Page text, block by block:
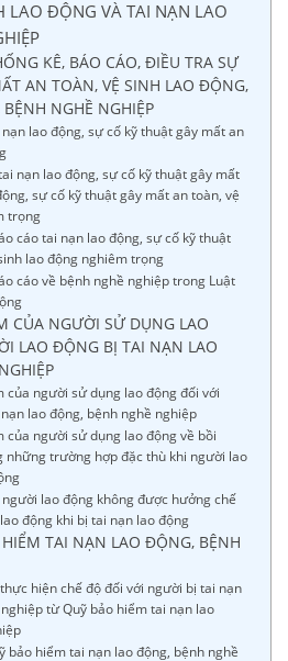
LAO ĐỘNG VÀ TAI NẠN LAO
KÊ, BÁO CÁO, ĐIỀU TRA SỰ
AN TOÀN, VỆ SINH LAO ĐỘNG,
NGHỀ NGHIỆP
lao động, sự cố kỹ thuật gây mất an
nạn lao động, sự cố kỹ thuật gây mất
sự cố kỹ thuật gây mất an toàn, vệ
trọng
cáo tai nạn lao động, sự cố kỹ thuật
lao động nghiêm trọng
cáo về bệnh nghề nghiệp trong Luật
CỦA NGƯỜI SỬ DỤNG LAO
LAO ĐỘNG BỊ TAI NẠN LAO
của người sử dụng lao động đối với
lao động, bệnh nghề nghiệp
của người sử dụng lao động về bồi
những trường hợp đặc thù khi người lao
lao động không được hưởng chế
động khi bị tai nạn lao động
TAI NẠN LAO ĐỘNG, BỆNH
hiện chế độ đối với người bị tai nạn
từ Quỹ bảo hiểm tai nạn lao
bảo hiểm tai nạn lao động, bệnh nghề